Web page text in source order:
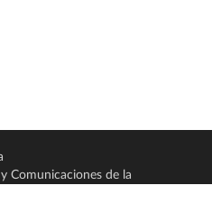
Comunicaciones de la